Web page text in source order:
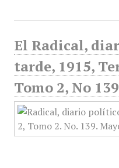
El Radical,
tarde, 1915,
Tomo 2, No